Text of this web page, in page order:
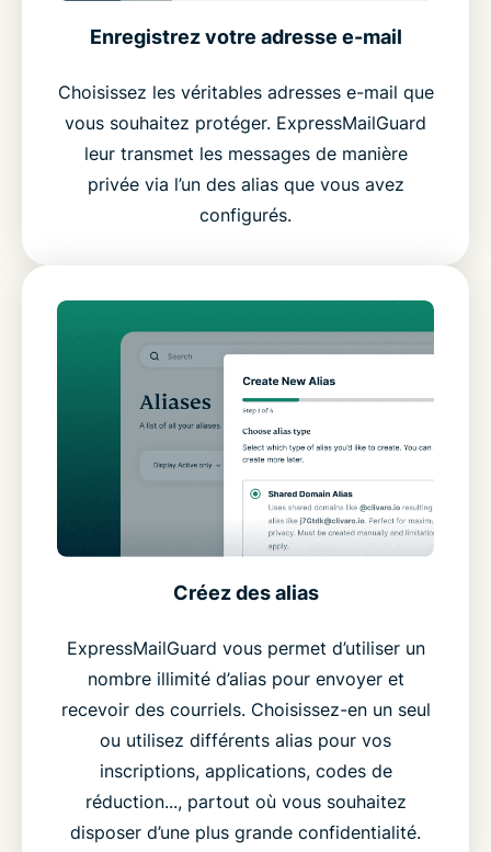
Enregistrez votre adresse e-mail
Choisissez les véritables adresses e-mail que
vous souhaitez protéger. ExpressMailGuard
leur transmet les messages de manière
privée via l’un des alias que vous avez
configurés.
Créez des alias
ExpressMailGuard vous permet d’utiliser un
nombre illimité d’alias pour envoyer et
recevoir des courriels. Choisissez-en un seul
ou utilisez différents alias pour vos
inscriptions, applications, codes de
réduction..., partout où vous souhaitez
disposer d’une plus grande confidentialité.